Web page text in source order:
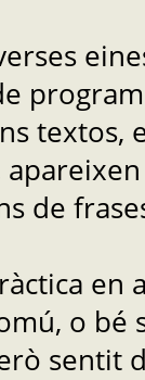
de
en
o
sentit